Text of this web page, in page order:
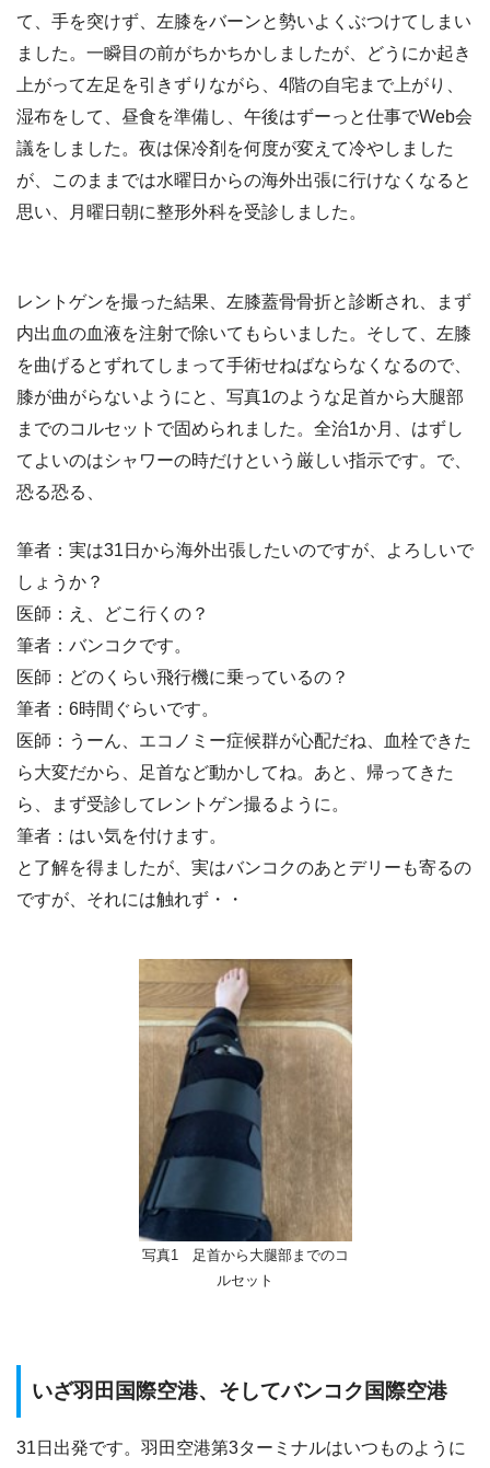
て、手を突けず、左膝をバーンと勢いよくぶつけてしまい
ました。一瞬目の前がちかちかしましたが、どうにか起き
上がって左足を引きずりながら、4階の自宅まで上がり、
湿布をして、昼食を準備し、午後はずーっと仕事でWeb会
議をしました。夜は保冷剤を何度が変えて冷やしました
が、このままでは水曜日からの海外出張に行けなくなると
思い、月曜日朝に整形外科を受診しました。
レントゲンを撮った結果、左膝蓋骨骨折と診断され、まず
内出血の血液を注射で除いてもらいました。そして、左膝
を曲げるとずれてしまって手術せねばならなくなるので、
膝が曲がらないようにと、写真1のような足首から大腿部
までのコルセットで固められました。全治1か月、はずし
てよいのはシャワーの時だけという厳しい指示です。で、
恐る恐る、
筆者：実は31日から海外出張したいのですが、よろしいで
しょうか？
医師：え、どこ行くの？
筆者：バンコクです。
医師：どのくらい飛行機に乗っているの？
筆者：6時間ぐらいです。
医師：うーん、エコノミー症候群が心配だね、血栓できた
ら大変だから、足首など動かしてね。あと、帰ってきた
ら、まず受診してレントゲン撮るように。
筆者：はい気を付けます。
と了解を得ましたが、実はバンコクのあとデリーも寄るの
ですが、それには触れず・・
写真1 足首から大腿部までのコ
ルセット
いざ羽田国際空港、そしてバンコク国際空港
31日出発です。羽田空港第3ターミナルはいつものように